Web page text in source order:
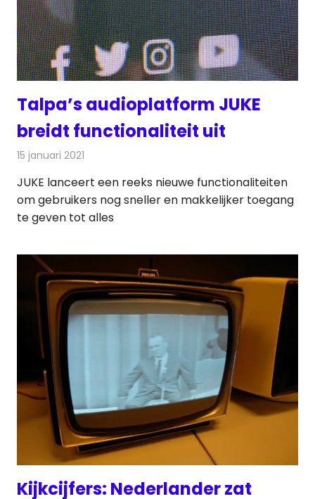
Talpa’s audioplatform JUKE
breidt functionaliteit uit
15 januari 2021
JUKE lanceert een reeks nieuwe functionaliteiten
om gebruikers nog sneller en makkelijker toegang
te geven tot alles
Kijkcijfers: Nederlander zat